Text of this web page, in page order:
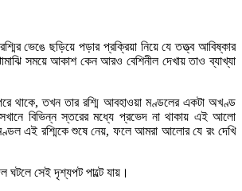
ভেঙে ছড়িয়ে পড়ার প্রক্রিয়া নিয়ে যে তত্ত্ব আবিষ্কার
সময়ে আকাশ কেন আরও বেশিনীল দেখায় তাও ব্যাখ্যা
থাকে, তখন তার রশ্মি আবহাওয়া মণ্ডলের একটা অখণ্ড
বিভিন্ন স্তরের মধ্যে প্রভেদ না থাকায় এই আলো
এই রশ্মিকে শুষে নেয়, ফলে আমরা আলোর যে রং দেখি
সেই দৃশ্যপট পাল্টে যায়।